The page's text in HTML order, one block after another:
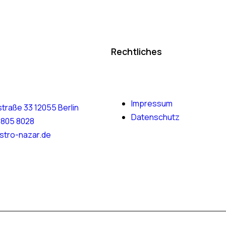
33 12055 Berlin
8028
nazar.de
Rechtliches
Impressum
Datenschutz